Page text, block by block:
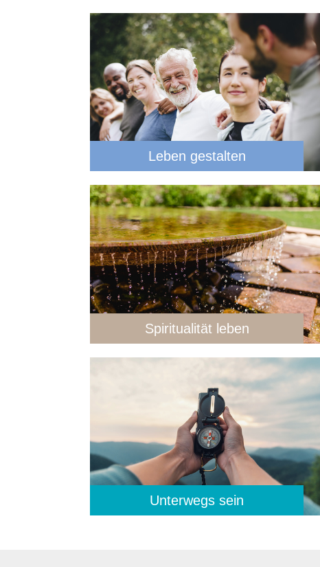
Leben gestalten
Spiritualität leben
Unterwegs sein